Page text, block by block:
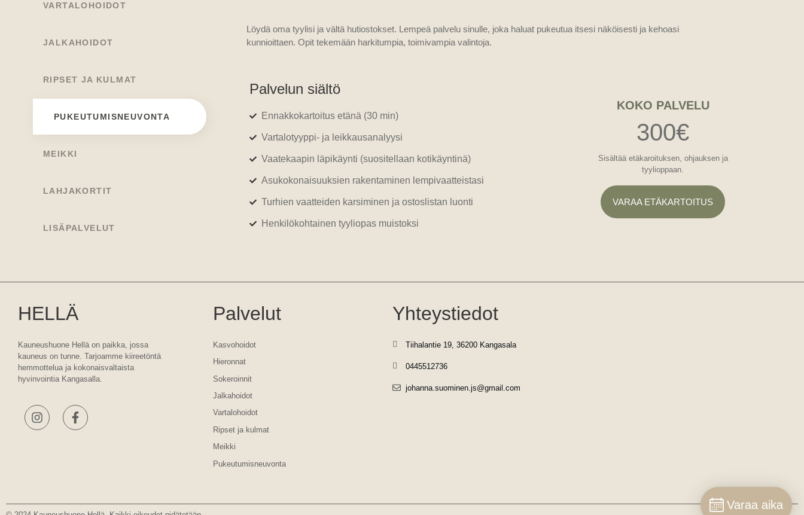
VARTALOHOIDOT
JALKAHOIDOT
RIPSET JA KULMAT
PUKEUTUMISNEUVONTA
MEIKKI
LAHJAKORTIT
LISÄPALVELUT
Löydä oma tyylisi ja vältä hutiostokset. Lempeä palvelu sinulle, joka haluat pukeutua itsesi näköisesti ja kehoasi
kunnioittaen. Opit tekemään harkitumpia, toimivampia valintoja.
Ennakkokartoitus etänä (30 min)
Vartalotyyppi- ja leikkausanalyysi
Vaatekaapin läpikäynti (suositellaan kotikäyntinä)
Asukokonaisuuksien rakentaminen lempivaatteistasi
Turhien vaatteiden karsiminen ja ostoslistan luonti
Henkilökohtainen tyyliopas muistoksi
Palvelun siältö
KOKO PALVELU
300€
Sisältää etäkaroituksen, ohjauksen ja
tyylioppaan.
VARAA ETÄKARTOITUS
HELLÄ
Kauneushuone Hellä on paikka, jossa
kauneus on tunne. Tarjoamme kiireetöntä
hemmottelua ja kokonaisvaltaista
hyvinvointia Kangasalla.
Palvelut
Kasvohoidot
Hieronnat
Sokeroinnit
Jalkahoidot
Vartalohoidot
Ripset ja kulmat
Meikki
Pukeutumisneuvonta
Yhteystiedot
Tiihalantie 19, 36200 Kangasala
0445512736
johanna.suominen.js@gmail.com
Varaa aika